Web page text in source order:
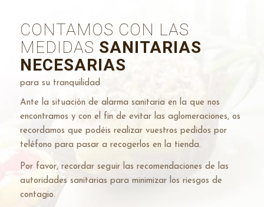
CONTAMOS CON LAS
MEDIDAS SANITARIAS
NECESARIAS
para su tranquilidad
Ante la situación de alarma sanitaria en la que nos
encontramos y con el fin de evitar las aglomeraciones, os
recordamos que podéis realizar vuestros pedidos por
teléfono para pasar a recogerlos en la tienda.
Por favor, recordar seguir las recomendaciones de las
autoridades sanitarias para minimizar los riesgos de
contagio.